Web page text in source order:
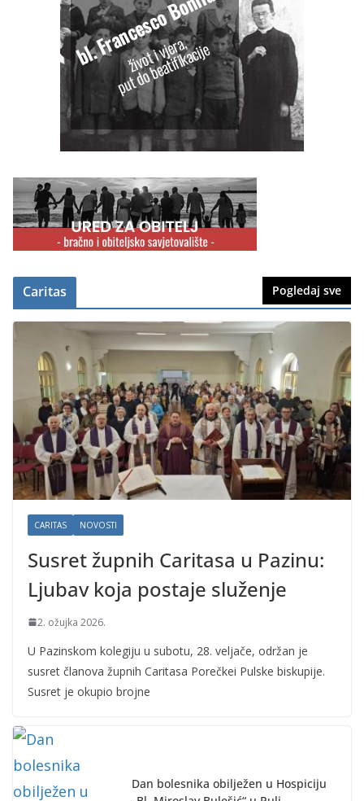
Caritas Pogledaj sve
CARITAS NOVOSTI
Susret župnih Caritasa u Pazinu:
Ljubav koja postaje služenje
2. ožujka 2026.
U Pazinskom kolegiju u subotu, 28. veljače, održan je
susret članova župnih Caritasa Porečkei Pulske biskupije.
Susret je okupio brojne
Dan bolesnika obilježen u Hospiciju